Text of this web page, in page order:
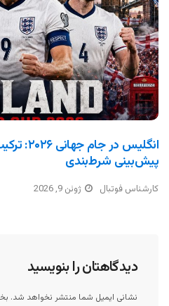
انگلیس در
پیش‌بینی شرط‌بندی
کارشناس فوتبال ژوئن 9, 2026
دیدگاهتان را بنویسید
نشانی ایمیل شما منتشر نخواهد شد.